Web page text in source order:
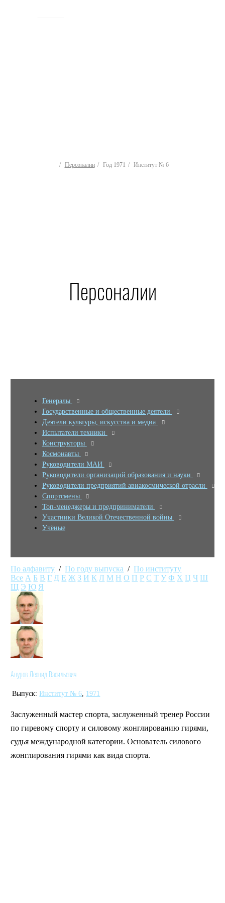
Персоналии Год 1971 Институт № 6
Персоналии
Генералы
Государственные и общественные деятели
Деятели культуры, искусства и медиа
Испытатели техники
Конструкторы
Космонавты
Руководители МАИ
Руководители организаций образования и науки
Руководители предприятий авиакосмической отрасли
Спортсмены
Топ-менеджеры и предприниматели
Участники Великой Отечественной войны
Учёные
По алфавиту /По году выпуска /По институту
Все А Б В Г Д Е Ж З И К Л М Н О П Р С Т У Ф Х Ц Ч Ш
Щ Э Ю Я
Ануров Леонид Васильевич
Выпуск: Институт № 6 1971
Заслуженный мастер спорта, заслуженный тренер России
по гиревому спорту и силовому жонглированию гирями,
судья международной категории. Основатель силового
жонглирования гирями как вида спорта.